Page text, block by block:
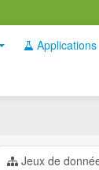
Applications
Jeux de